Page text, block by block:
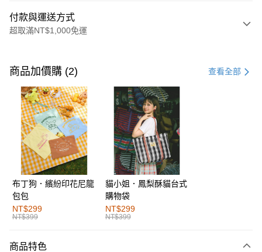
付款與運送方式
超取滿NT$1,000免運
信用卡一次付款
購物金
超商取貨付款
LINE Pay
街口支付
運送方式
全家取貨付款
每筆NT$60，滿NT$1,000(含以上)免運費
付款後全家取貨
商品加價購 (2) 查看全部
布丁狗．繽紛印花尼龍
包包
NT$299
NT$399
貓小姐．鳳梨酥貓台式
購物袋
NT$299
NT$399
商品特色